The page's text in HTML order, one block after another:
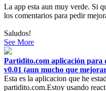
La app esta aun muy verde. Si
los comentarios para pedir
Saludos!
See More
Partidito.com aplicación para
v0.01 (aun mucho que
Esta es la aplicacion que he
partidito.com.Estoy usando